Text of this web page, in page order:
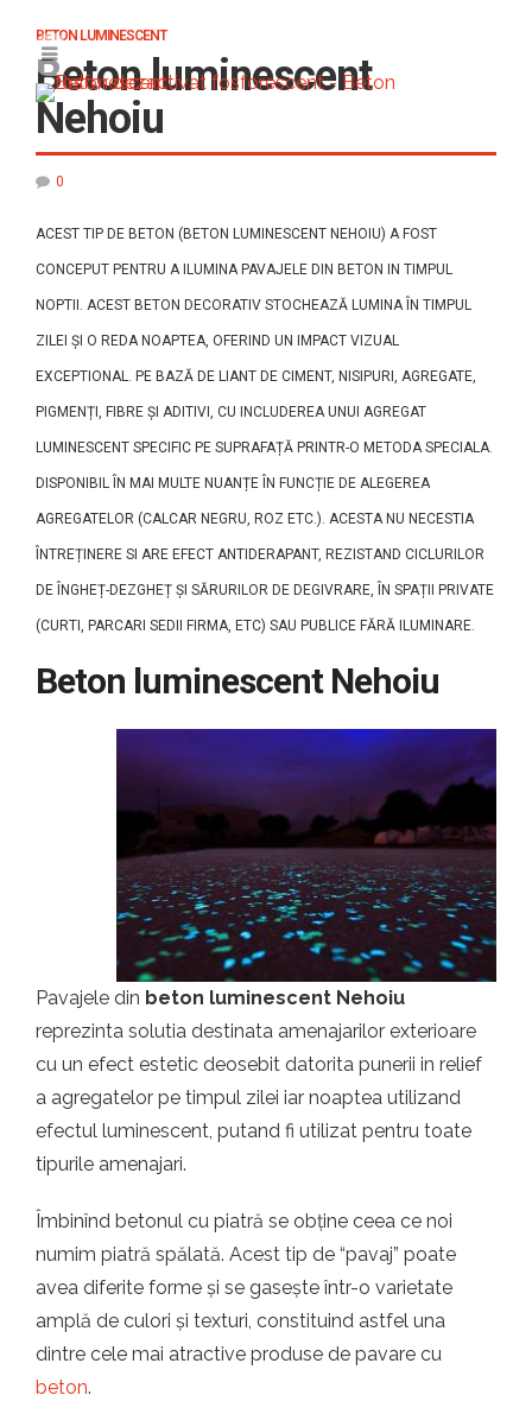
BETON LUMINESCENT
Beton luminescent
Nehoiu
0
ACEST TIP DE BETON (BETON LUMINESCENT NEHOIU) A FOST
CONCEPUT PENTRU A ILUMINA PAVAJELE DIN BETON IN TIMPUL
NOPTII. ACEST BETON DECORATIV STOCHEAZĂ LUMINA ÎN TIMPUL
ZILEI ȘI O REDA NOAPTEA, OFERIND UN IMPACT VIZUAL
EXCEPTIONAL. PE BAZĂ DE LIANT DE CIMENT, NISIPURI, AGREGATE,
PIGMENȚI, FIBRE ȘI ADITIVI, CU INCLUDEREA UNUI AGREGAT
LUMINESCENT SPECIFIC PE SUPRAFAȚĂ PRINTR-O METODA SPECIALA.
DISPONIBIL ÎN MAI MULTE NUANȚE ÎN FUNCȚIE DE ALEGEREA
AGREGATELOR (CALCAR NEGRU, ROZ ETC.). ACESTA NU NECESTIA
ÎNTREȚINERE SI ARE EFECT ANTIDERAPANT, REZISTAND CICLURILOR
DE ÎNGHEȚ-DEZGHEȚ ȘI SĂRURILOR DE DEGIVRARE, ÎN SPAȚII PRIVATE
(CURTI, PARCARI SEDII FIRMA, ETC) SAU PUBLICE FĂRĂ ILUMINARE.
Beton luminescent Nehoiu
Pavajele din beton luminescent Nehoiu
reprezinta solutia destinata amenajarilor exterioare
cu un efect estetic deosebit datorita punerii in relief
a agregatelor pe timpul zilei iar noaptea utilizand
efectul luminescent, putand fi utilizat pentru toate
tipurile amenajari.
Îmbinînd betonul cu piatră se obține ceea ce noi
numim piatră spălată. Acest tip de “pavaj” poate
avea diferite forme și se gasește într-o varietate
amplă de culori și texturi, constituind astfel una
dintre cele mai atractive produse de pavare cu
beton.